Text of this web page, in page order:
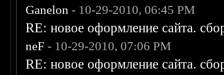
Ganelon - 10-29-2010, 06:45 PM
RE: новое оформление сайта.
neF - 10-29-2010, 07:06 PM
RE: новое оформление сайта.